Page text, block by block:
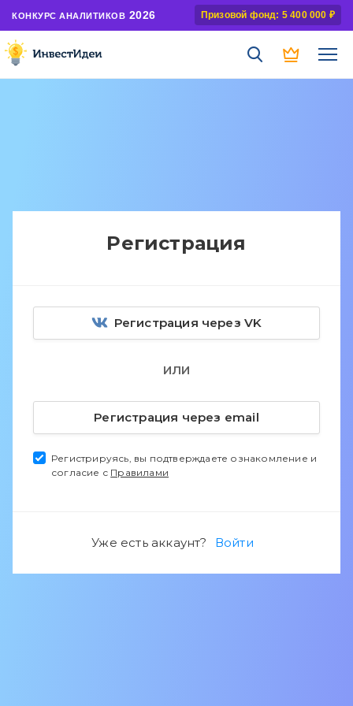
КОНКУРС АНАЛИТИКОВ 2026 Призовой фонд: 5 400 000 ₽
Регистрация
Регистрация через VK
ИЛИ
Регистрация через email
Регистрируясь, вы подтверждаете ознакомление и
согласие с Правилами
Уже есть аккаунт? Войти